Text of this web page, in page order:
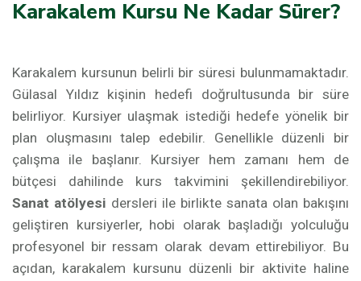
Karakalem Kursu Ne Kadar Sürer?
Karakalem kursunun belirli bir süresi bulunmamaktadır.
Gülasal Yıldız kişinin hedefi doğrultusunda bir süre
belirliyor. Kursiyer ulaşmak istediği hedefe yönelik bir
plan oluşmasını talep edebilir. Genellikle düzenli bir
çalışma ile başlanır. Kursiyer hem zamanı hem de
bütçesi dahilinde kurs takvimini şekillendirebiliyor.
Sanat atölyesi dersleri ile birlikte sanata olan bakışını
geliştiren kursiyerler, hobi olarak başladığı yolculuğu
profesyonel bir ressam olarak devam ettirebiliyor. Bu
açıdan, karakalem kursunu düzenli bir aktivite haline